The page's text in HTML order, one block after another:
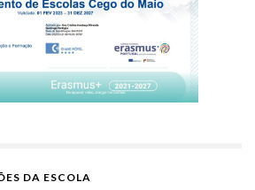
DA ESCOLA